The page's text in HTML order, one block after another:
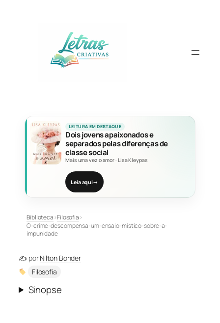
LEITURA EM DESTAQUE
Dois jovens apaixonados e
separados pelas diferenças de
classe social
Mais uma vez o amor· Lisa Kleypas
Leia aqui→
Biblioteca›Filosofia›
O-crime-descompensa-um-ensaio-mistico-sobre-a-
impunidade
✍️ porNilton Bonder
Filosofia
Sinopse